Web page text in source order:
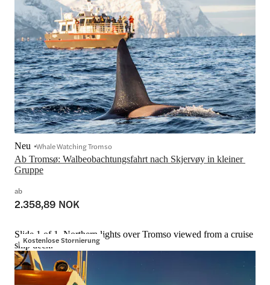
Ab Tromsø: Walbeobachtungsfahrt nach Skjervøy in kleiner
Gruppe
Neu Whale Watching Tromso
ab
2.358,89 NOK
Kostenlose Stornierung
Slide 1 of 1, Northern lights over Tromso viewed from a cruise
ship deck.